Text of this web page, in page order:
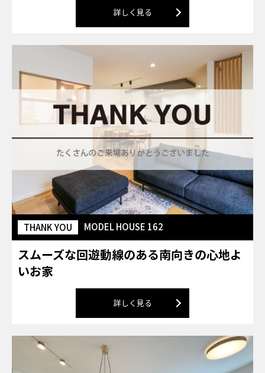
詳しく見る
THANK YOU MODEL HOUSE 162
スムーズな回遊動線のある南向きの心地よ
いお家
詳しく見る